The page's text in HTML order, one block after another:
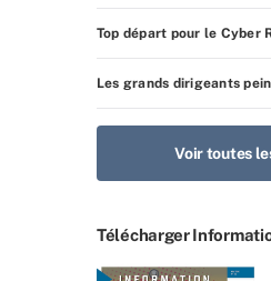
Top départ pour le Cyber
Les grands dirigeants
Voir toutes
Télécharger